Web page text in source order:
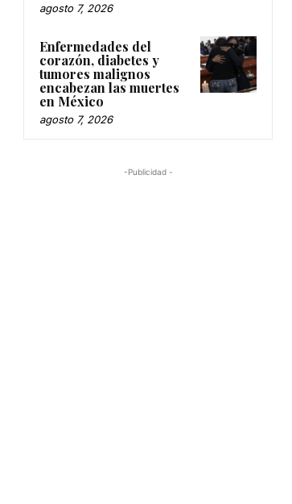
agosto 7, 2026
Enfermedades del
corazón, diabetes y
tumores malignos
encabezan las muertes
en México
agosto 7, 2026
-Publicidad -